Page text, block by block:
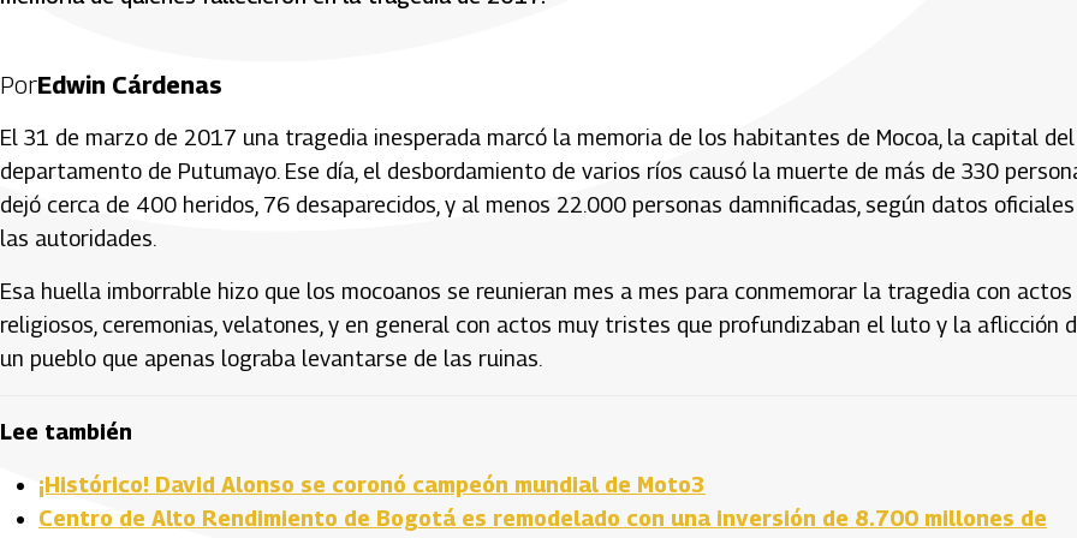
PorEdwin Cárdenas
El 31 de marzo de 2017 una tragedia inesperada marcó la memoria de los habitantes de Mocoa, la capital del
departamento de Putumayo. Ese día, el desbordamiento de varios ríos causó la muerte de más de 330
dejó cerca de 400 heridos, 76 desaparecidos, y al menos 22.000 personas damnificadas, según datos
las autoridades.
Esa huella imborrable hizo que los mocoanos se reunieran mes a mes para conmemorar la tragedia con actos
religiosos, ceremonias, velatones, y en general con actos muy tristes que profundizaban el luto y la aflicción
un pueblo que apenas lograba levantarse de las ruinas.
Lee también
¡Histórico! David Alonso se coronó campeón mundial de Moto3
Centro de Alto Rendimiento de Bogotá es remodelado con una inversión de 8.700 millones de